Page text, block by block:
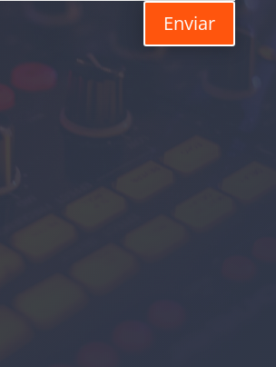
Enviar